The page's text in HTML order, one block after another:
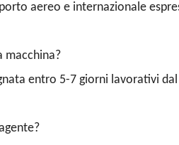
aereo e internazionale
macchina?
entro 5-7 giorni lavorativi